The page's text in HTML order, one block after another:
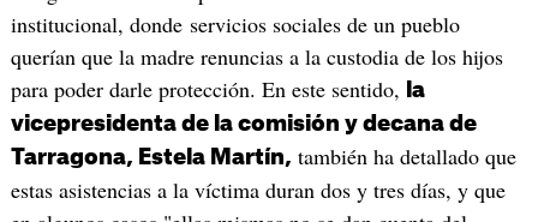
institucional, donde servicios sociales de un pueblo
querían que la madre renuncias a la custodia de los hijos
para poder darle protección. En este sentido,
la
vicepresidenta de la comisión y decana de
Tarragona, Estela Martín, también ha detallado que
estas asistencias a la víctima duran dos y tres días, y que